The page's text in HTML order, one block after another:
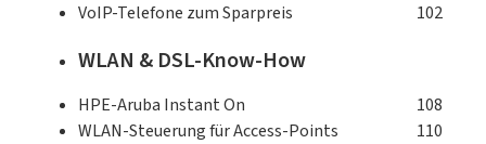
102
VoIP-Telefone zum Sparpreis
WLAN & DSL-Know-How
108
HPE-Aruba Instant On
110
WLAN-Steuerung für Access-Points